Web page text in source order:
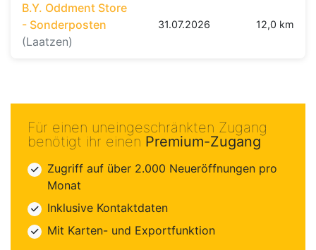
B.Y. Oddment Store
- Sonderposten
(Laatzen)
31.07.2026 12,0 km
Für einen uneingeschränkten Zugang
benötigt ihr einen Premium-Zugang
Zugriff auf über 2.000 Neueröffnungen pro
Monat
Inklusive Kontaktdaten
Mit Karten- und Exportfunktion